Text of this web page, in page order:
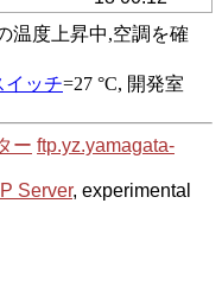
ー ftp.yz.yamagata-
Server, experimental